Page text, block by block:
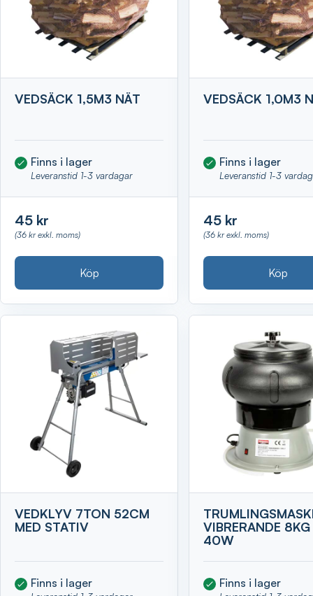
VEDSÄCK 1,5M3 NÄT
Finns i lager
Leveranstid 1-3 vardagar
45 kr
(36 kr exkl. moms)
Köp
VEDSÄCK 1,0M3
Finns i lager
Leveranstid 1-3
45 kr
(36 kr exkl. moms)
Köp
VEDKLYV 7TON 52CM
MED STATIV
Finns i lager
VIBRERANDE
40W
Finns i lager